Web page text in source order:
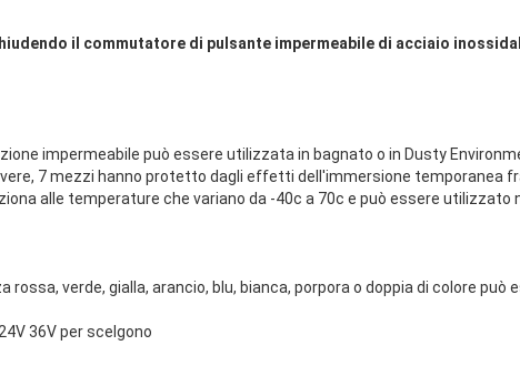
il commutatore di pulsante impermeabile di acciaio
impermeabile può essere utilizzata in bagnato o in Dusty
7 mezzi hanno protetto dagli effetti dell'immersione temporanea
alle temperature che variano da -40c a 70c e può essere utilizzato
rossa, verde, gialla, arancio, blu, bianca, porpora o doppia di colore può
36V per scelgono